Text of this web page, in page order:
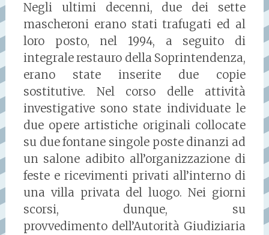
Negli ultimi decenni, due dei sette
mascheroni erano stati trafugati ed al
loro posto, nel 1994, a seguito di
integrale restauro della Soprintendenza,
erano state inserite due copie
sostitutive. Nel corso delle attività
investigative sono state individuate le
due opere artistiche originali collocate
su due fontane singole poste dinanzi ad
un salone adibito all’organizzazione di
feste e ricevimenti privati all’interno di
una villa privata del luogo. Nei giorni
scorsi, dunque, su
provvedimento dell’Autorità Giudiziaria